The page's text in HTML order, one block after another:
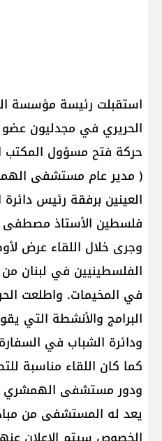
استقبلت رئيسة مؤسسة
الحريري في مجدليون عضو
حركة فتح مسؤول المكتب
( مدير عام مستشفى
العينين برفقة رئيس
فلسطين الأستاذ
وجرى خلال اللقاء عرض
الفلسطينيين في لبنان
في المخيمات. واطلعت
البرامج والأنشطة التي
ودائرة الشباب في
كما كان اللقاء مناسبة
ودور مستشفى الهمشري
يعد له المستشفى من